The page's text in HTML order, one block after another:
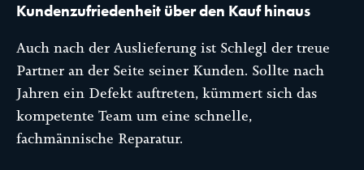
Kundenzufriedenheit über den Kauf hinaus
Auch nach der Auslieferung ist Schlegl der treue
Partner an der Seite seiner Kunden. Sollte nach
Jahren ein Defekt auftreten, kümmert sich das
kompetente Team um eine schnelle,
fachmännische Reparatur.